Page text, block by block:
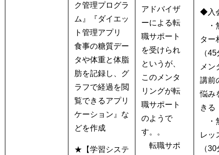
ク管理プログラ
ム』『ダイエッ
ト管理アプリ
食事の糖質デー
タや体重と体脂
肪を記録し、グ
ラフで経過を閲
覧できるアプリ
ケーション』な
どを作成
★【学習システ
アドバイザ
ーによる転
職サポート
を受けられ
というが、
このメンタ
リングが転
職サポート
のようで
す。。
転職サポ
◆入
・
ター
（
メン
講前
悩み
きる
・
レッ
（